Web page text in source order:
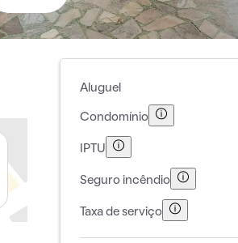
Aluguel
Condomínio
IPTU
Seguro incêndio
Taxa de serviço